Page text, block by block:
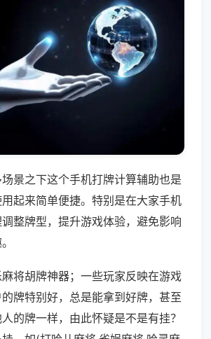
景之下这个手机打牌计算辅助也是
起来简单便捷。特别是在大家手机
整牌型，提升游戏体验，避免影响
将胡牌神器；一些玩家反映在游戏
牌特别好，总是能拿到好牌，甚至
的牌一样，由此怀疑是不是有挂？